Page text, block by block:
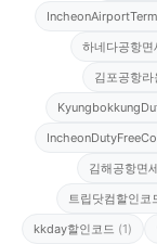
하네다공항면
김포공항
김해공항면
트립닷컴할인코
kkday할인코드 (1)